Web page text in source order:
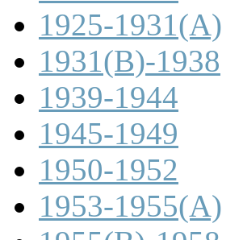
1925-1931(A)
1931(B)-1938
1939-1944
1945-1949
1950-1952
1953-1955(A)